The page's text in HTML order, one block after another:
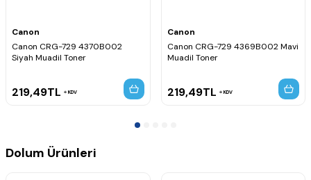
Canon
Canon CRG-729 4370B002
Siyah Muadil Toner
219,49TL KDV
Canon
Canon CRG-729 4369B002 Mavi
Muadil Toner
219,49TL KDV
Dolum Ürünleri